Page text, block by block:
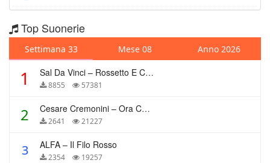
Top Suonerie
Settimana 33 Mese 08 Anno 2026
1 Sal Da Vinci – Rossetto E Caffè
8855 57381
2 Cesare Cremonini – Ora Che Non Ho Più Te
2641 21227
3 ALFA – Il Filo Rosso
2354 19257